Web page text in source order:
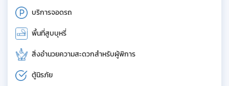
บริการจอดรถ
พื้นที่สูบบุหรี่
สิ่งอำนวยความสะดวกสำหรับผู้พิการ
ตู้นิรภัย